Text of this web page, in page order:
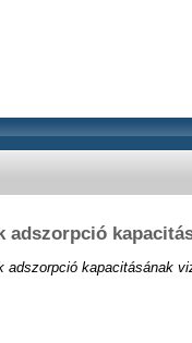
kapacitásának